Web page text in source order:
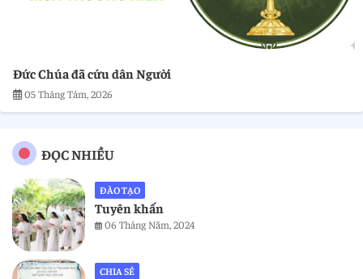
Đức Chúa đã cứu dân Người
05 Tháng Tám, 2026
ĐỌC NHIỀU
ĐÀO TẠO
Tuyên khấn
06 Tháng Năm, 2024
CHIA SẺ